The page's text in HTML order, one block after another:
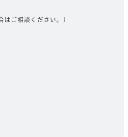
はご相談ください。）